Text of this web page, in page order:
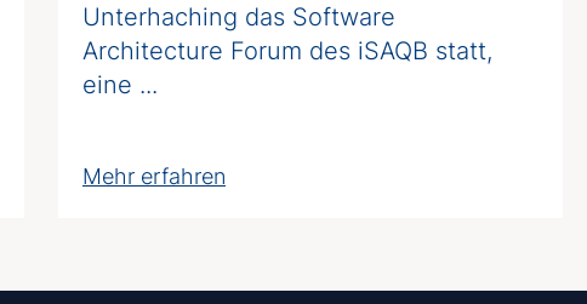
Unterhaching das Software
Architecture Forum des iSAQB statt,
eine ...
Mehr erfahren